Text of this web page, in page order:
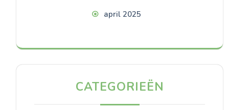
april 2025
CATEGORIEËN